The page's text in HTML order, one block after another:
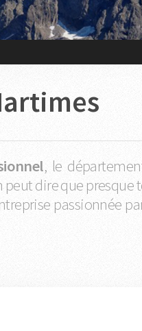
, le
dire que presque
passionnée